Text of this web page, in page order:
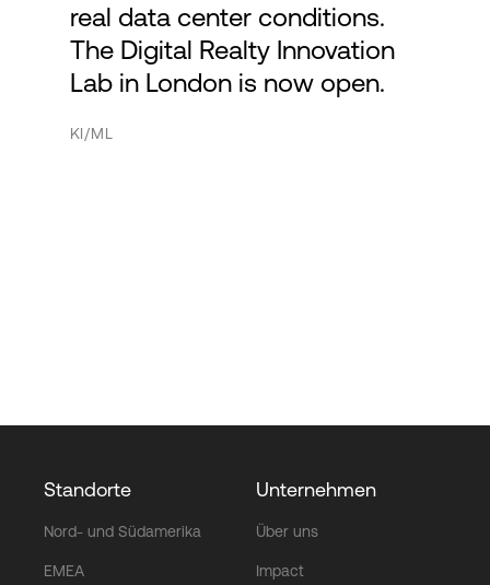
real data center conditions.
The Digital Realty Innovation
Lab in London is now open.
KI/ML
Standorte
Nord- und Südamerika
EMEA
Unternehmen
Über uns
Impact